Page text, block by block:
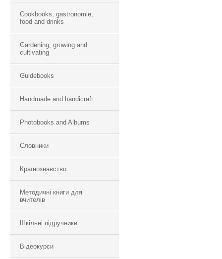
Cookbooks, gastronomie,
food and drinks
Gardening, growing and
cultivating
Guidebooks
Handmade and handicraft
Photobooks and Albums
Словники
Країнознавство
Методичні книги для
вчителів
Шкільні підручники
Відеокурси